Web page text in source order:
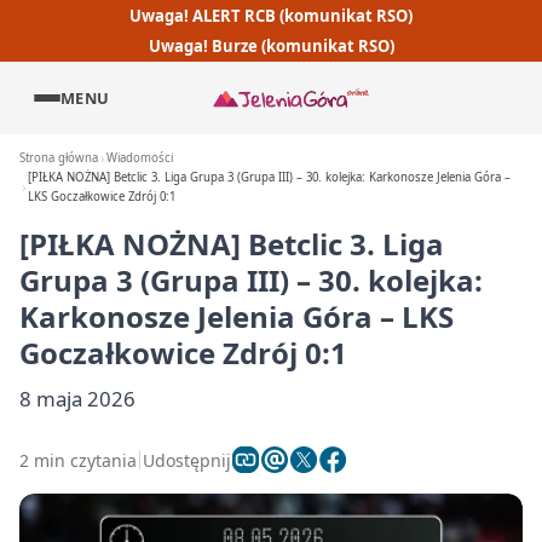
Uwaga! ALERT RCB (komunikat RSO)
Uwaga! Burze (komunikat RSO)
MENU
Strona główna Wiadomości
[PIŁKA NOŻNA] Betclic 3. Liga Grupa 3 (Grupa III) – 30. kolejka: Karkonosze Jelenia Góra –
LKS Goczałkowice Zdrój 0:1
[PIŁKA NOŻNA] Betclic 3. Liga
Grupa 3 (Grupa III) – 30. kolejka:
Karkonosze Jelenia Góra – LKS
Goczałkowice Zdrój 0:1
8 maja 2026
2 min czytania Udostępnij